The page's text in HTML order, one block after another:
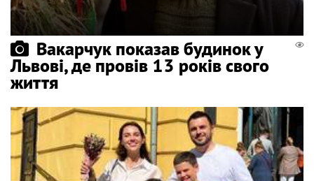
Вакарчук показав будинок у
Львові, де провів 13 років свого
життя